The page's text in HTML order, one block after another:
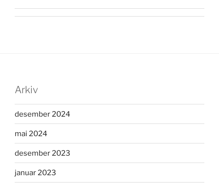
Arkiv
desember 2024
mai 2024
desember 2023
januar 2023